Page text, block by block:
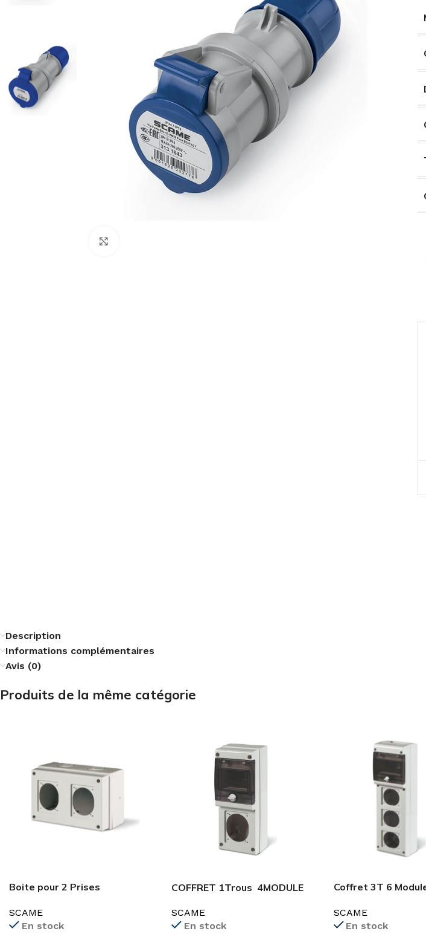
Description
Informations complémentaires
Avis (0)
Produits de la même catégorie
Boite pour 2 Prises
SCAME
En stock
COFFRET 1Trous 4MODULE
SCAME
En stock
Coffret 3T 6
SCAME
En stock